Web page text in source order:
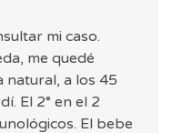
mi caso.
me quedé
natural, a los 45
El 2° en el 2
El bebe